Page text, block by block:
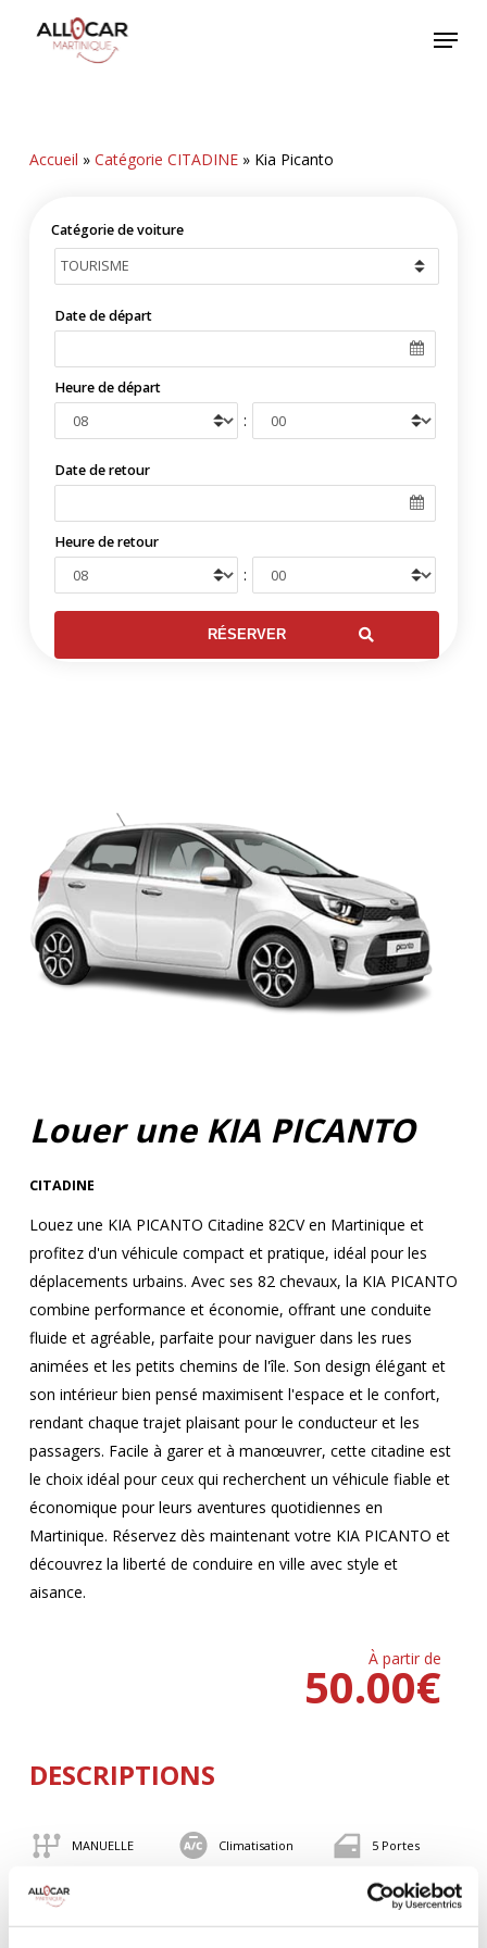
Menu
Accueil » Catégorie CITADINE» Kia Picanto
Catégorie de voiture
Date de départ
Heure de départ
:
Date de retour
Heure de retour
:
Louer une KIA PICANTO
CITADINE
Louez une KIA PICANTO Citadine 82CV en Martinique et
profitez d'un véhicule compact et pratique, idéal pour les
déplacements urbains. Avec ses 82 chevaux, la KIA PICANTO
combine performance et économie, offrant une conduite
fluide et agréable, parfaite pour naviguer dans les rues
animées et les petits chemins de l'île. Son design élégant et
son intérieur bien pensé maximisent l'espace et le confort,
rendant chaque trajet plaisant pour le conducteur et les
passagers. Facile à garer et à manœuvrer, cette citadine est
le choix idéal pour ceux qui recherchent un véhicule fiable et
économique pour leurs aventures quotidiennes en
Martinique. Réservez dès maintenant votre KIA PICANTO et
découvrez la liberté de conduire en ville avec style et
aisance.
À partir de
€
50.00
DESCRIPTIONS
MANUELLE Climatisation 5 Portes
BLUETOOTH 82 CV
Valise